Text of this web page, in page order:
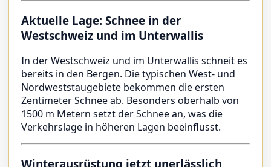
Aktuelle Lage: Schnee in der
Westschweiz und im Unterwallis
In der Westschweiz und im Unterwallis schneit es
bereits in den Bergen. Die typischen West- und
Nordweststaugebiete bekommen die ersten
Zentimeter Schnee ab. Besonders oberhalb von
1500 m Metern setzt der Schnee an, was die
Verkehrslage in höheren Lagen beeinflusst.
Winterausrüstung jetzt unerlässlich